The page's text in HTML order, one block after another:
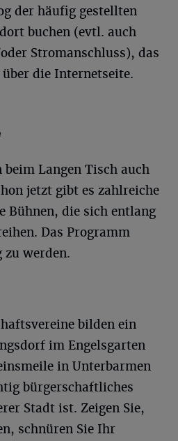
der häufig gestellten
buchen (evtl. auch
Stromanschluss), das
die Internetseite.
beim Langen Tisch auch
jetzt gibt es zahlreiche
Bühnen, die sich entlang
Das Programm
werden.
bilden ein
im Engelsgarten
in Unterbarmen
bürgerschaftliches
Stadt ist. Zeigen Sie,
schnüren Sie Ihr